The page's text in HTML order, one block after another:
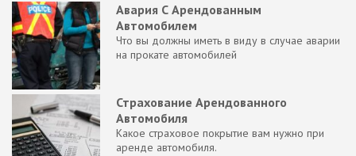
Авария С Арендованным
Автомобилем
Что вы должны иметь в виду в случае аварии
на прокате автомобилей
Страхование Арендованного
Автомобиля
Какое страховое покрытие вам нужно при
аренде автомобиля.